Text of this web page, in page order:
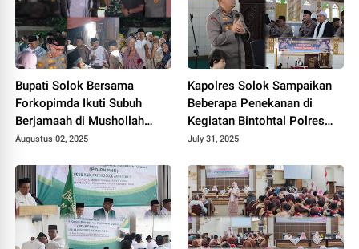
Bupati Solok Bersama
Forkopimda Ikuti Subuh
Berjamaah di Mushollah
Nurussalam.
Augustus 02, 2025
Kapolres Solok Sampaikan
Beberapa Penekanan di
Kegiatan Bintohtal Polres
Solok 2025.
July 31, 2025